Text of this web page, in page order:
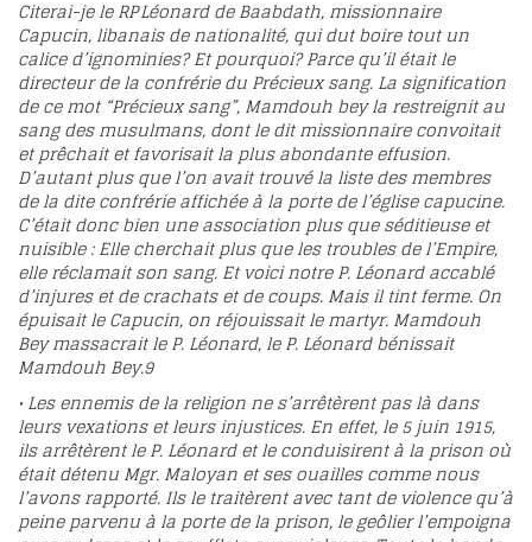
Citerai-je le RP Léonard de Baabdath, missionnaire
Capucin, libanais de nationalité, qui dut boire tout un
calice d’ignominies? Et pourquoi? Parce qu’il était le
directeur de la confrérie du Précieux sang. La signification
de ce mot “Précieux sang”, Mamdouh bey la restreignit au
sang des musulmans, dont le dit missionnaire convoitait
et prêchait et favorisait la plus abondante effusion.
D’autant plus que l’on avait trouvé la liste des membres
de la dite confrérie affichée à la porte de l’église capucine.
C’était donc bien une association plus que séditieuse et
nuisible : Elle cherchait plus que les troubles de l’Empire,
elle réclamait son sang. Et voici notre P. Léonard accablé
d’injures et de crachats et de coups. Mais il tint ferme. On
épuisait le Capucin, on réjouissait le martyr. Mamdouh
Bey massacrait le P. Léonard, le P. Léonard bénissait
Mamdouh Bey.9
• Les ennemis de la religion ne s’arrêtèrent pas là dans
leurs vexations et leurs injustices. En effet, le 5 juin 1915,
ils arrêtèrent le P. Léonard et le conduisirent à la prison où
était détenu Mgr. Maloyan et ses ouailles comme nous
l’avons rapporté. Ils le traitèrent avec tant de violence qu’à
peine parvenu à la porte de la prison, le geôlier l’empoigna